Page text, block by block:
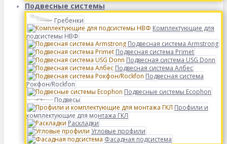
Подвесные системы
Гребенки
Комплектующие для
подсистемы НВФ
Подвесная система Armstrong
Подвесная система Primet
Подвесная система USG Donn
Подвесная система Албес
Подвесная система
Рокфон/Rockfon
Подвесные системы Ecophon
Подвесы
Профили и
комплектующие для монтажа ГКЛ
Раскладки
Угловые профили
Фасадная подсистема